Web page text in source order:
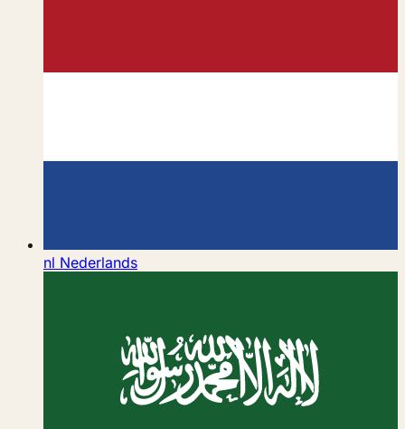
nl Nederlands